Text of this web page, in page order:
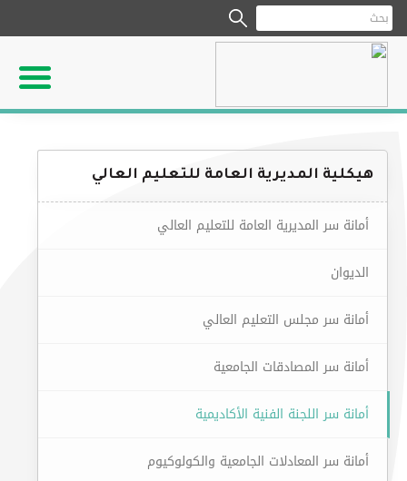
هيكلية المديرية العامة للتعليم العالي
أمانة سر المديرية العامة للتعليم العالي
الديوان
أمانة سر مجلس التعليم العالي
أمانة سر المصادقات الجامعية
أمانة سر اللجنة الفنية الأكاديمية
أمانة سر المعادلات الجامعية والكولوكيوم